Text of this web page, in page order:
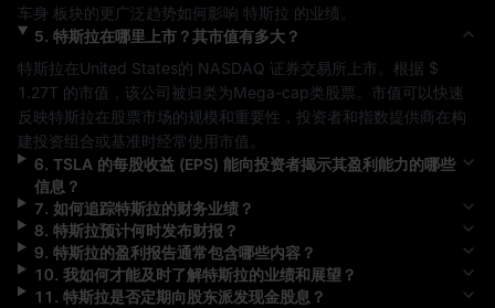
车身 板块的更广泛趋势如何影响 特斯拉 的业绩。
5. 特斯拉在哪里上市？其市值有多大？
特斯拉在United States的 NASDAQ 证券交易所上市。根据 $
1.27T 的市值，该公司被归类为Mega-cap类股票。市值可以快速
反映特斯拉在股票市场的规模和重要性，投资者和指数提供商在构
建投资组合或基准时经常使用市值。
6. TSLA 的每股收益 (EPS) 能向投资者揭示其盈利能力的哪些
信息？
7. 如何追踪特斯拉的财务业绩？
8. 特斯拉预计何时发布财报？
9. 特斯拉的盈利报告通常包含哪些内容？
10. 我如何才能及时了解特斯拉的业绩和展望？
11 . 特斯拉是否定期向股东派发现金股息？